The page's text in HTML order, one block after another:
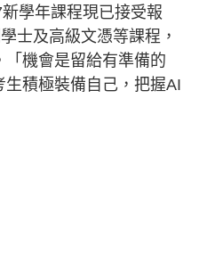
學年課程現已接受報
士及高級文憑等課程，
機會是留給有準備的
積極裝備自己，把握AI